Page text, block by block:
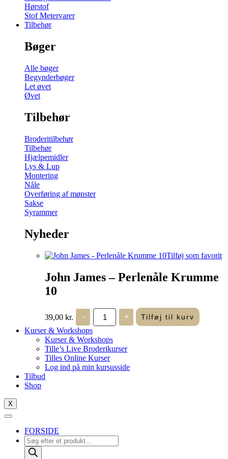
Hørstof
Stof Metervarer
Tilbehør
Bøger
Alle bøger
Begynderbøger
Let øvet
Øvet
Tilbehør
Broderitilbehør
Tilbehør
Hjælpemidler
Lys & Lup
Montering
Nåle
Overføring af mønster
Sakse
Syrammer
Nyheder
Tilføj som favorit
John James – Perlenåle Krumme
10
39,00 kr. -
John
James
-
Perlenåle
Krumme
10
antal
+ Tilføj til kurv
Kurser & Workshops
Kurser & Workshops
Tille’s Live Broderikurser
Tilles Online Kurser
Log ind på min kursusside
Tilbud
Shop
X
FORSIDE
Products
search